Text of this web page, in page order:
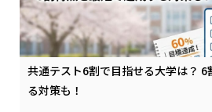
共通テスト6割で目指せる大学は？
る対策も！